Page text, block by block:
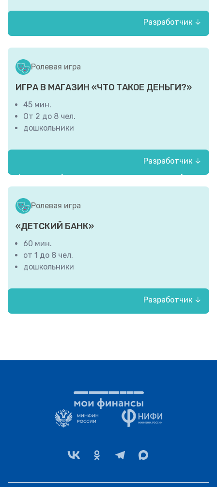
Разработчик ↓
ГБУК «Белгородская государственная
универсальная научная библиотека»
Ролевая игра
ИГРА В МАГАЗИН «ЧТО ТАКОЕ ДЕНЬГИ?»
45 мин.
От 2 до 8 чел.
дошкольники
Разработчик ↓
Физ. лицо (Левкова Ирина Витальевна)
Ролевая игра
«ДЕТСКИЙ БАНК»
60 мин.
от 1 до 8 чел.
дошкольники
Разработчик ↓
МДОУ № 1 «Журавлёнок», г.Саянска